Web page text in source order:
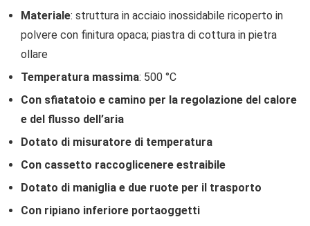
Materiale: struttura in acciaio inossidabile ricoperto in
polvere con finitura opaca; piastra di cottura in pietra
ollare
Temperatura massima: 500 °C
Con sfiatatoio e camino per la regolazione del calore
e del flusso dell’aria
Dotato di misuratore di temperatura
Con cassetto raccoglicenere estraibile
Dotato di maniglia e due ruote per il trasporto
Con ripiano inferiore portaoggetti